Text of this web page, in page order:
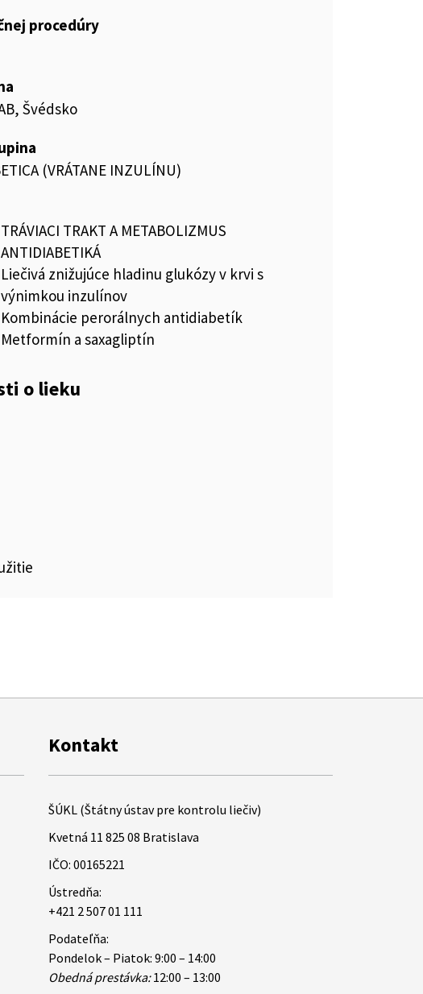
procedúry
Švédsko
(VRÁTANE INZULÍNU)
TRÁVIACI TRAKT A METABOLIZMUS
ANTIDIABETIKÁ
Liečivá znižujúce hladinu glukózy v krvi s
výnimkou inzulínov
Kombinácie perorálnych antidiabetík
Metformín a saxagliptín
o lieku
Kontakt
ŠÚKL (Štátny ústav pre kontrolu liečiv)
Kvetná 11 825 08 Bratislava
IČO: 00165221
Ústredňa:
+421 2 507 01 111
Podateľňa:
Pondelok – Piatok: 9:00 – 14:00
Obedná prestávka:12:00 – 13:00